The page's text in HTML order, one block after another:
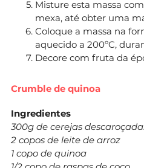
Misture esta massa
mexa, até obter uma
Coloque a massa na
aquecido a 200ºC,
Decore com fruta da
Crumble de quinoa
Ingredientes
300g de cerejas
2 copos de leite de arroz
1 copo de quinoa